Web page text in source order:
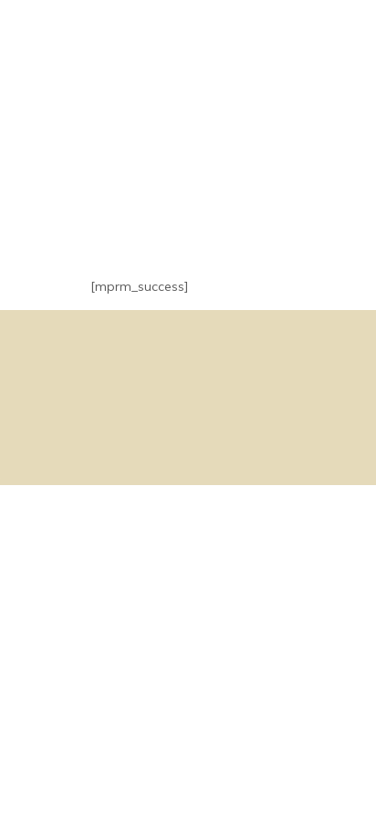
Success
[mprm_success]